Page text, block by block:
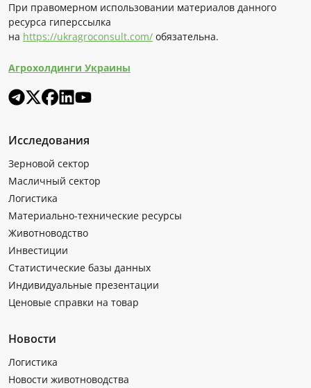
При правомерном использовании материалов данного
ресурса гиперссылка
на https://ukragroconsult.com/ обязательна.
Агрохолдинги Украины
Исследования
Зерновой сектор
Масличный сектор
Логистика
Материально-технические ресурсы
Животноводство
Инвестиции
Статистические базы данных
Индивидуальные презентации
Ценовые справки на товар
Новости
Логистика
Новости животноводства